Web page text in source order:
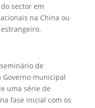
sector em
na China ou
de
Governo municipal
uma série de
fase inicial com os